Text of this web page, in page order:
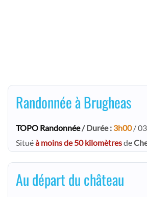
Randonnée à Brugheas
TOPO Randonnée/ Durée : 3h00/
Situéà moins de 50 kilomètresde
Au départ du château